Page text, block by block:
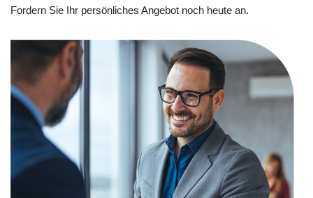
Fordern Sie Ihr persönliches Angebot noch heute an.